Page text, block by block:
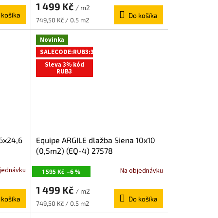
košíka
1 499 Kč / m2
Jednotková
cena:
749,50 Kč / 0.5 m2
Do košíka
košíka
Novinka
SALECODE:RUB3:3:%
Sleva 3% kód
RUB3
1 595 Kč –6 %
Equipe ARGILE dlažba Siena 10x10
(0,5m2) (EQ-4) 27578
Na objednávku
1 499 Kč / m2
Jednotková
cena:
749,50 Kč / 0.5 m2
Do košíka